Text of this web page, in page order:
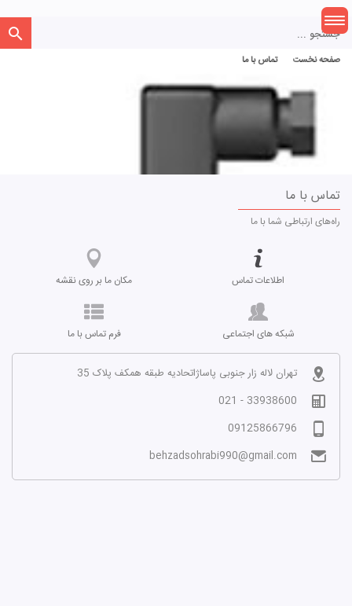
جستجو ...
صفحه نخست تماس با ما
تماس با ما
راه‌های ارتباطی شما با ما
اطلاعات تماس مکان ما بر روی نقشه
شبکه های اجتماعی فرم تماس با ما
تهران لاله زار جنوبی پاساژاتحادیه طبقه همکف پلاک 35
33938600 - 021
09125866796
behzadsohrabi990@gmail.com